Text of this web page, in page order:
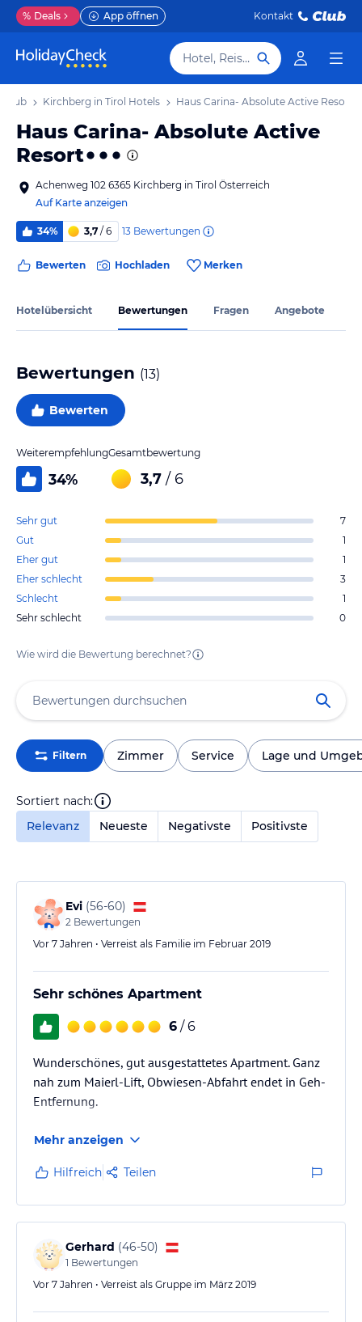
% Deals App öffnen Kontakt
Hotel, Reiseziel
Kirchberg in Tirol Hotels Haus Carina- Absolute Active Resort
Haus Carina- Absolute Active
Resort
Achenweg 102 6365 Kirchberg in Tirol Österreich
Auf Karte anzeigen
34% 3,7 / 6 13 Bewertungen
Bewerten Hochladen Merken
Hotelübersicht Bewertungen Fragen Angebote
Bewertungen (13)
Bewerten
Weiterempfehlung
34%
Gesamtbewertung
3,7 / 6
Sehr gut
7
Gut
1
Eher gut
1
Eher schlecht
3
Schlecht
1
Sehr schlecht
0
Wie wird die Bewertung berechnet?
Filtern Zimmer Service Lage und
Sortiert nach:
Relevanz
Neueste Negativste Positivste
Evi (56-60)
2 Bewertungen
Vor 7 Jahren • Verreist als Familie im Februar 2019
Sehr schönes Apartment
6 / 6
Wunderschönes, gut ausgestattetes Apartment. Ganz
nah zum Maierl-Lift, Obwiesen-Abfahrt endet in Geh-
Entfernung.
Mehr anzeigen
Hilfreich Teilen
Gerhard (46-50)
1 Bewertungen
Vor 7 Jahren • Verreist als Gruppe im März 2019